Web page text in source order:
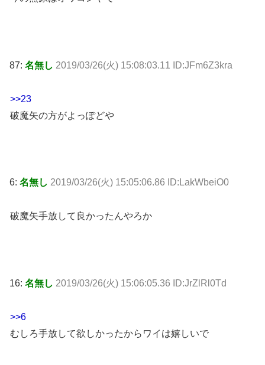
87: 名無し 2019/03/26(火) 15:08:03.11 ID:JFm6Z3kra
>>23
破魔矢の方がよっぽどや
6: 名無し 2019/03/26(火) 15:05:06.86 ID:LakWbeiO0
破魔矢手放して良かったんやろか
16: 名無し 2019/03/26(火) 15:06:05.36 ID:JrZlRl0Td
>>6
むしろ手放して欲しかったからワイは嬉しいで